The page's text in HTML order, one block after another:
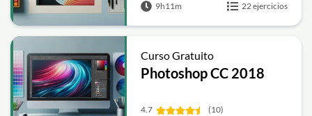
9h11m
22 ejercicios
Curso Gratuito
Photoshop CC 2018
4.7
(10)